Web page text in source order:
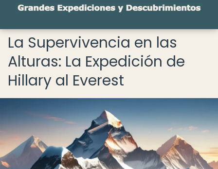
La Supervivencia en las
Alturas: La Expedición de
Hillary al Everest